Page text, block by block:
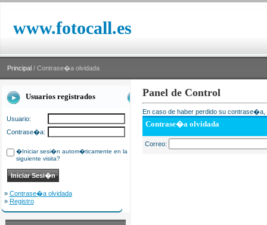
www.fotocall.es
Principal / Contrase�a olvidada
Usuarios registrados
Usuario:
Contrase�a:
�Iniciar sesi�n autom�ticamente en la
siguiente visita?
» Contrase�a olvidada
» Registro
Panel de Control
En caso de haber perdido su
Contrase�a olvidada
Correo: